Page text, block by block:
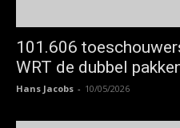
101.606
WRT de dubbel
Hans Jacobs - 10/05/2026